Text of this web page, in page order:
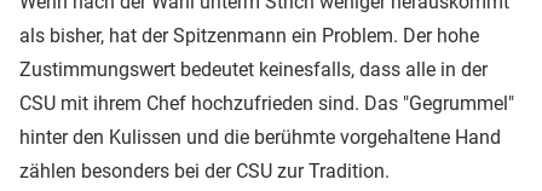
als bisher, hat der Spitzenmann ein Problem. Der hohe
Zustimmungswert bedeutet keinesfalls, dass alle in der
CSU mit ihrem Chef hochzufrieden sind. Das "Gegrummel"
hinter den Kulissen und die berühmte vorgehaltene Hand
zählen besonders bei der CSU zur Tradition.